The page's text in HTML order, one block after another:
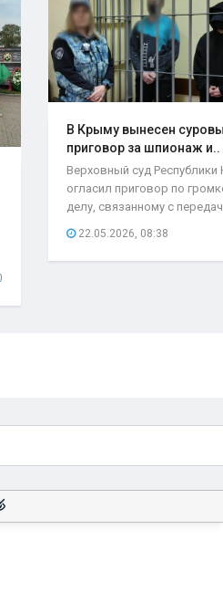
В Крыму вынесен
приговор за шпионаж и..
Верховный суд
огласил приговор по
делу, связанному с
22.05.2026, 08:38